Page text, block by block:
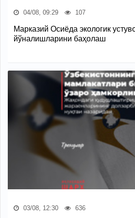
04/08, 09:29 107
Марказий Осиёда экологик
йўналишларини баҳолаш
03/08, 12:30 636